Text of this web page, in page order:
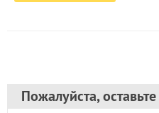
Пожалуйста,